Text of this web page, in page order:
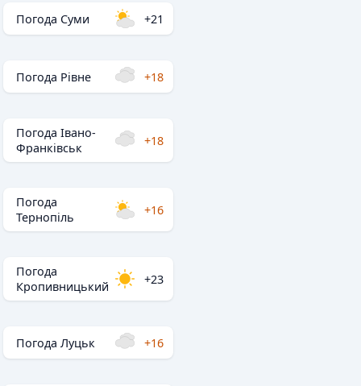
Погода Суми +21
Погода Рівне +18
Погода Івано-
Франківськ
+18
Погода
Тернопіль
+16
Погода
Кропивницький
+23
Погода Луцьк +16